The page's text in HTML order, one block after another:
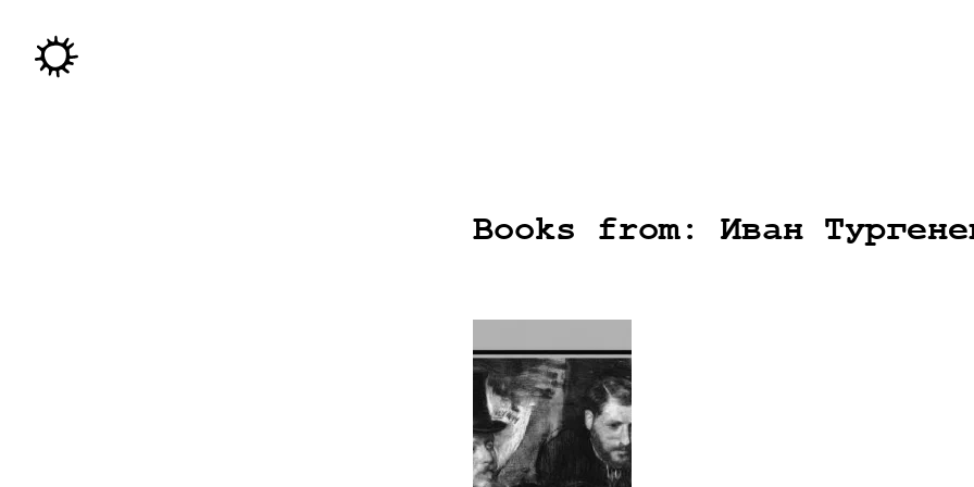
Books from: Иван